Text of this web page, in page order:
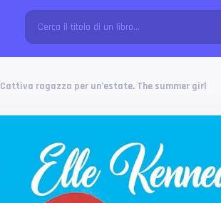
Cattiva ragazza per un’estate. The summer girl